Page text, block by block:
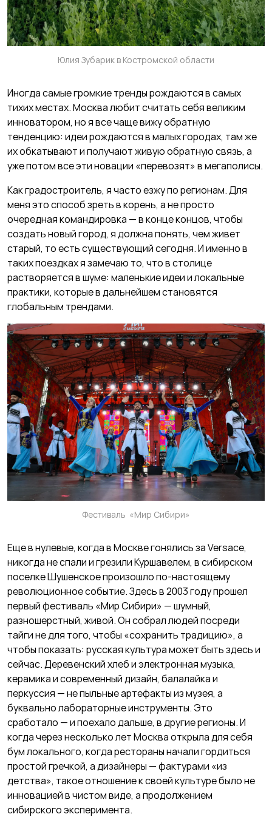
Юлия Зубарик в Костромской области
Иногда самые громкие тренды рождаются в самых
тихих местах. Москва любит считать себя великим
инноватором, но я все чаще вижу обратную
тенденцию: идеи рождаются в малых городах, там же
их обкатывают и получают живую обратную связь, а
уже потом все эти новации «перевозят» в мегаполисы.
Как градостроитель, я часто езжу по регионам. Для
меня это способ зреть в корень, а не просто
очередная командировка — в конце концов, чтобы
создать новый город, я должна понять, чем живет
старый, то есть существующий сегодня. И именно в
таких поездках я замечаю то, что в столице
растворяется в шуме: маленькие идеи и локальные
практики, которые в дальнейшем становятся
глобальным трендами.
Фестиваль «Мир Сибири»
Еще в нулевые, когда в Москве гонялись за Versace,
никогда не спали и грезили Куршавелем, в сибирском
поселке Шушенское произошло по-настоящему
революционное событие. Здесь в 2003 году прошел
первый фестиваль «Мир Сибири» — шумный,
разношерстный, живой. Он собрал людей посреди
тайги не для того, чтобы «сохранить традицию», а
чтобы показать: русская культура может быть здесь и
сейчас. Деревенский хлеб и электронная музыка,
керамика и современный дизайн, балалайка и
перкуссия — не пыльные артефакты из музея, а
буквально лабораторные инструменты. Это
сработало — и поехало дальше, в другие регионы. И
когда через несколько лет Москва открыла для себя
бум локального, когда рестораны начали гордиться
простой гречкой, а дизайнеры — фактурами «из
детства», такое отношение к своей культуре было не
инновацией в чистом виде, а продолжением
сибирского эксперимента.